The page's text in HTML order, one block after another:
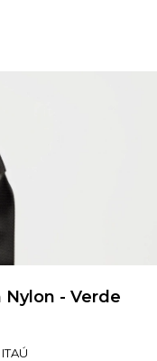
- Verde